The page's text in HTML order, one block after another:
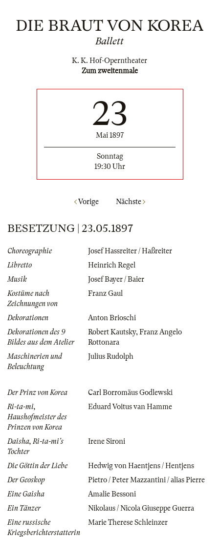
DIE BRAUT VON KOREA
Ballett
K. K. Hof-Operntheater
Zum zweitenmale
23
Mai 1897
Sonntag
19:30 Uhr
Vorige Nächste
BESETZUNG | 23.05.1897
Choreographie
Josef Hassreiter / Haßreiter
Libretto
Heinrich Regel
Musik
Josef Bayer / Baier
Kostüme nach
Zeichnungen von
Franz Gaul
Dekorationen
Anton Brioschi
Dekorationen des 9
Bildes aus dem Atelier
Robert Kautsky, Franz Angelo
Rottonara
Maschinerien und
Beleuchtung
Julius Rudolph
Der Prinz von Korea
Carl Borromäus Godlewski
Ri-ta-mi,
Haushofmeister des
Prinzen von Korea
Eduard Voitus van Hamme
Daisha, Ri-ta-mi's
Tochter
Irene Sironi
Die Göttin der Liebe
Hedwig von Haentjens / Hentjens
Der Geoskop
Pietro / Peter Mazzantini / alias Pierre
Eine Gaisha
Amalie Bessoni
Ein Tänzer
Nikolaus / Nicola Giuseppe Guerra
Eine russische
Kriegsberichterstatterin
Marie Therese Schleinzer